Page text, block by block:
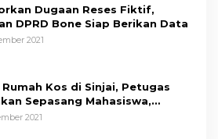
Dugaan Reses Fiktif,
DPRD Bone Siap Berikan Data
2021
Rumah Kos di Sinjai, Petugas
Sepasang Mahasiswa,
Berpacaran
2021